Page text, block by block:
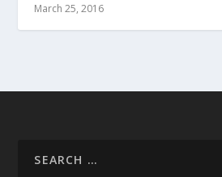
March 25, 2016